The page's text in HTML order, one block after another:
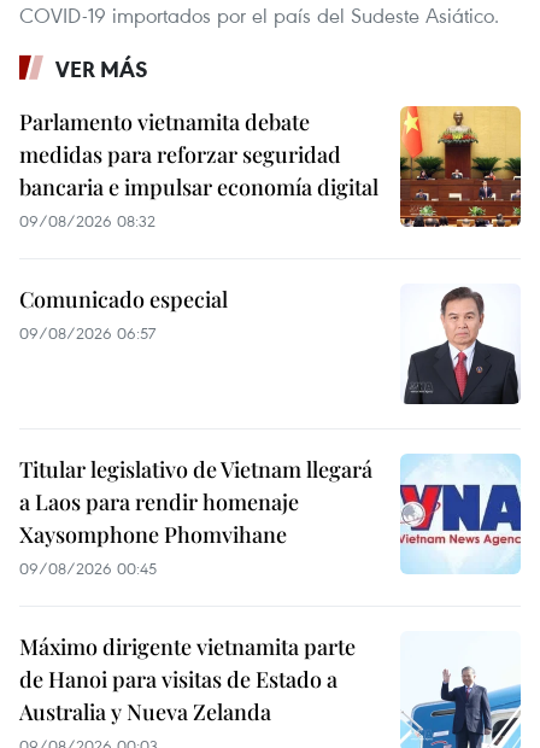
COVID-19 importados por el país del Sudeste Asiático.
VER MÁS
Parlamento vietnamita debate
medidas para reforzar seguridad
bancaria e impulsar economía digital
09/08/2026 08:32
Comunicado especial
09/08/2026 06:57
Titular legislativo de Vietnam llegará
a Laos para rendir homenaje
Xaysomphone Phomvihane
09/08/2026 00:45
Máximo dirigente vietnamita parte
de Hanoi para visitas de Estado a
Australia y Nueva Zelanda